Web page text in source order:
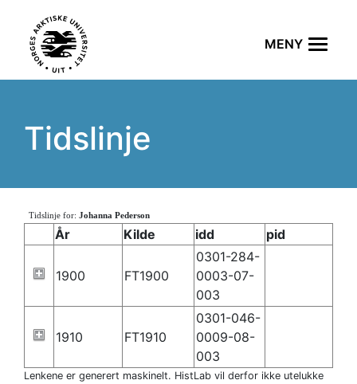
Tidslinje
Tidslinje for: Johanna Pederson
År Kilde idd pid
1900 FT1900
0301-284-
0003-07-
003
1910 FT1910
0301-046-
0009-08-
003
Lenkene er generert maskinelt. HistLab vil derfor ikke utelukke